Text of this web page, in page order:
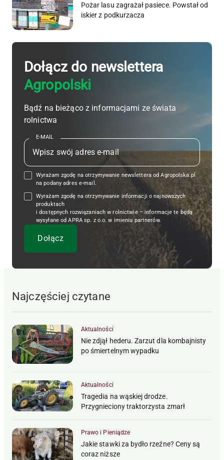
Pożar lasu zagrażał pasiece. Powstał od
iskier z podkurzacza
Dołącz do newslettera
Agropolski
Bądź na bieżąco z informacjami ze świata
rolnictwa
E-MAIL
Wyrażam zgodę na otrzymywanie newslettera od Agropolska.pl
na podany adres e-mail.
Wyrażam zgodę na otrzymywanie informacji o najnowszych
produktach
i dostępnych rozwiązaniach w rolnictwie – informacje te będą
wysyłane od APRA sp. z o.o. w imieniu partnerów.
Najczęściej czytane
Aktualności
Nie zdjął hederu. Zarzut dla kombajnisty
po śmiertelnym wypadku
Aktualności
Tragedia na wąskiej drodze.
Przygnieciony traktorzysta zmarł
Prawo i Pieniądze
Jakie stawki za bydło rzeźne? Ceny są
coraz niższe